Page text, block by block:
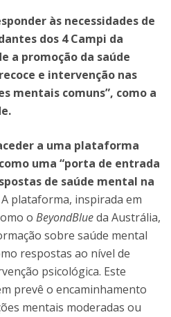
às necessidades de
dos 4 Campi da
a promoção da saúde
e intervenção nas
mentais comuns”, como a
a uma plataforma
uma “porta de entrada
de saúde mental na
plataforma, inspirada em
o BeyondBlueda Austrália,
sobre saúde mental
respostas ao nível de
psicológica. Este
prevê o encaminhamento
mentais moderadas ou